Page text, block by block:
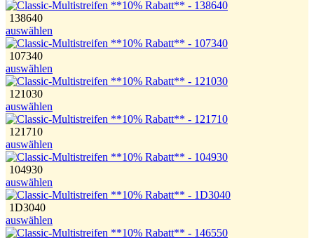
138640
auswählen
107340
auswählen
121030
auswählen
121710
auswählen
104930
auswählen
1D3040
auswählen